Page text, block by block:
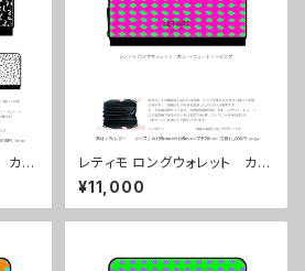
カラ
間
レティモ ロングウォレット カラ
ー/ ニュードットピンク ■配送
まで３週間
¥11,000